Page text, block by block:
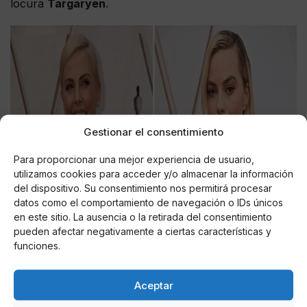
Gestionar el consentimiento
Para proporcionar una mejor experiencia de usuario,
utilizamos cookies para acceder y/o almacenar la información
del dispositivo. Su consentimiento nos permitirá procesar
datos como el comportamiento de navegación o IDs únicos
en este sitio. La ausencia o la retirada del consentimiento
pueden afectar negativamente a ciertas características y
funciones.
Aceptar
locura Targaryen.